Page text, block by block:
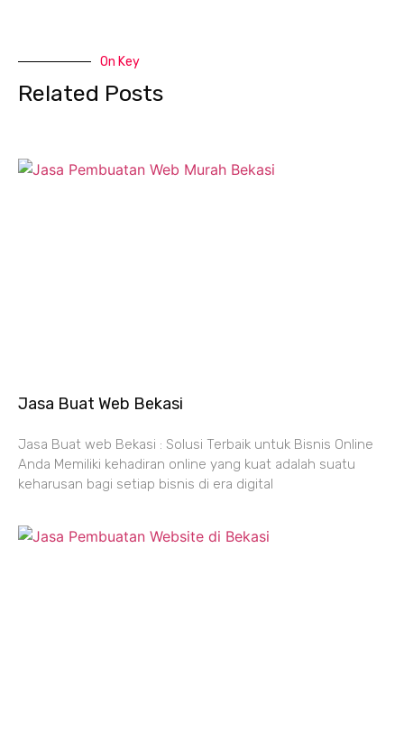
On Key
Related Posts
Jasa Buat Web Bekasi
Jasa Buat web Bekasi : Solusi Terbaik untuk Bisnis Online
Anda Memiliki kehadiran online yang kuat adalah suatu
keharusan bagi setiap bisnis di era digital